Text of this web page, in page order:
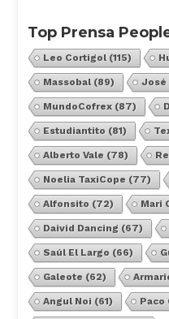
Top Prensa
Leo Cortigol(115)
Massobal(89) José
MundoCofrex(87)
Estudiantito (81)
Alberto Vale (78)
Noelia TaxiCope (77)
Alfonsito (72) Mari
Daivid Dancing (67)
Saúl El Largo (66)
Galeote (62)
Angul Noi (61) Paco